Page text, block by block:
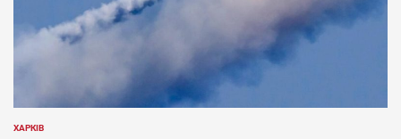
ОПУБЛІКУВАТИ
ХАРКІВ